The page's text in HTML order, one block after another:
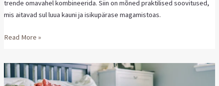
trende omavahel kombineerida. Siin on mõned praktilised soovitused,
mis aitavad sul luua kauni ja isikupärase magamistoas.
Read More »
Voodipesu
hoolduse